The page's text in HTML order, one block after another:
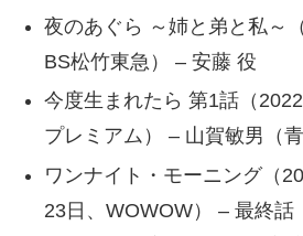
夜のあぐら ～姉と弟と私～
BS松竹東急） – 安藤 役
今度生まれたら 第1話（
プレミアム） – 山賀敏男（
ワンナイト・モーニング（
23日、WOWOW） – 最終話